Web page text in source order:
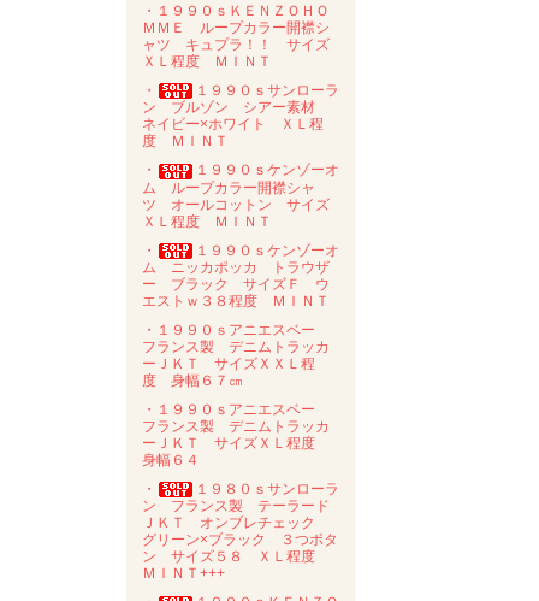
・１９９０ｓＫＥＮＺＯＨＯ
ＭＭＥ ループカラー開襟シ
ャツ キュプラ！！ サイズ
ＸＬ程度 ＭＩＮＴ
・
１９９０ｓサンローラ
ン ブルゾン シアー素材
ネイビー×ホワイト ＸＬ程
度 ＭＩＮＴ
・
１９９０ｓケンゾーオ
ム ループカラー開襟シャ
ツ オールコットン サイズ
ＸＬ程度 ＭＩＮＴ
・
１９９０ｓケンゾーオ
ム ニッカポッカ トラウザ
ー ブラック サイズＦ ウ
エストｗ３８程度 ＭＩＮＴ
・１９９０ｓアニエスベー
フランス製 デニムトラッカ
ーＪＫＴ サイズＸＸＬ程
度 身幅６７㎝
・１９９０ｓアニエスベー
フランス製 デニムトラッカ
ーＪＫＴ サイズＸＬ程度
身幅６４
・
１９８０ｓサンローラ
ン フランス製 テーラード
ＪＫＴ オンブレチェック
グリーン×ブラック ３つボタ
ン サイズ５８ ＸＬ程度
ＭＩＮＴ+++